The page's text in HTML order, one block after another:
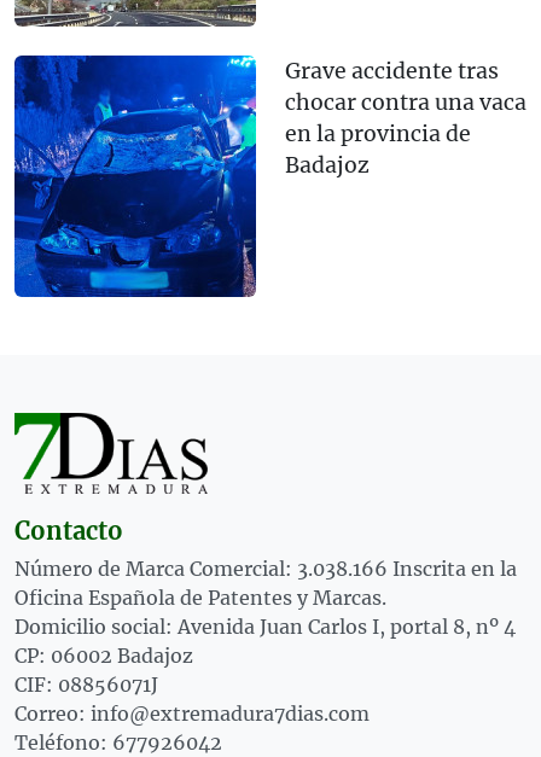
Grave accidente tras
chocar contra una vaca
en la provincia de
Badajoz
Contacto
Número de Marca Comercial: 3.038.166 Inscrita en la
Oficina Española de Patentes y Marcas.
Domicilio social: Avenida Juan Carlos I, portal 8, nº 4
CP: 06002 Badajoz
CIF: 08856071J
Correo: info@extremadura7dias.com
Teléfono: 677926042